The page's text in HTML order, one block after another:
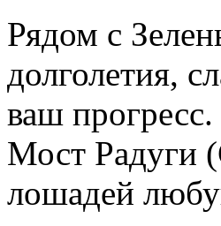
Рядом с
долголетия,
ваш
Мост Радуги
лошадей